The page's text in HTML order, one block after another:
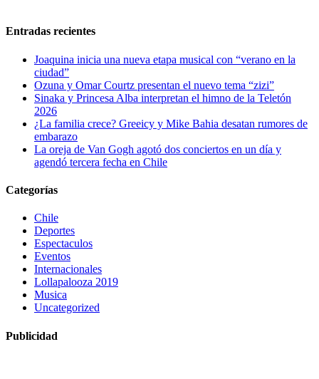
Entradas recientes
Joaquina inicia una nueva etapa musical con “verano en la
ciudad”
Ozuna y Omar Courtz presentan el nuevo tema “zizi”
Sinaka y Princesa Alba interpretan el himno de la Teletón
2026
¿La familia crece? Greeicy y Mike Bahia desatan rumores de
embarazo
La oreja de Van Gogh agotó dos conciertos en un día y
agendó tercera fecha en Chile
Categorías
Chile
Deportes
Espectaculos
Eventos
Internacionales
Lollapalooza 2019
Musica
Uncategorized
Publicidad